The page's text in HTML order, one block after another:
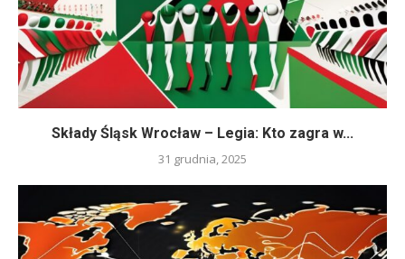
Składy Śląsk Wrocław – Legia: Kto zagra w...
31 grudnia, 2025